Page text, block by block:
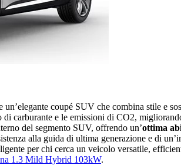
un’elegante coupé SUV che combina stile e
carburante e le emissioni di CO2,
del segmento SUV, offrendo un’ottima
alla guida di ultima generazione e di
per chi cerca un veicolo versatile,
1.3 Mild Hybrid 103kW.